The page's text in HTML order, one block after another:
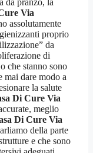
da pranzo, la
Via
assolutamente
proprio
da
di
che stanno sono
mai dare modo a
la salute
Di Cure Via
meglio
Di Cure Via
della parte
e che sono